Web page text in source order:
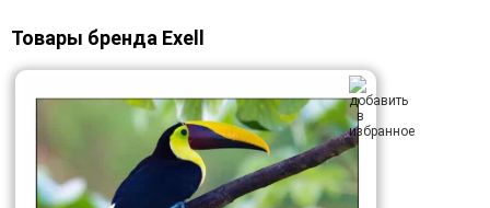
Товары бренда Exell